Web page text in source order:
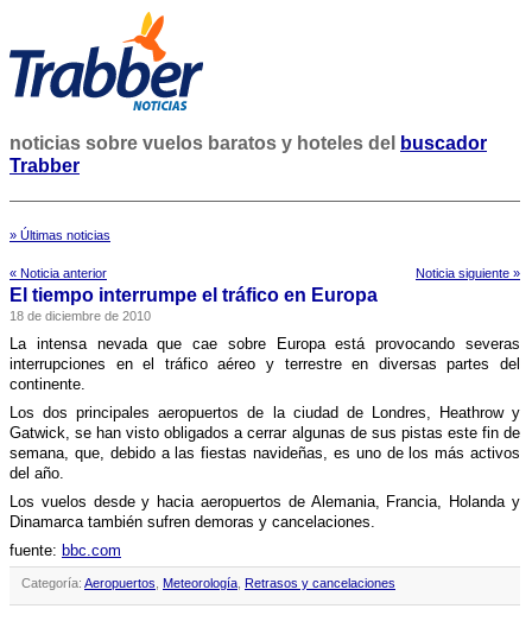
noticias sobre vuelos baratos y hoteles del
buscador
Trabber
» Últimas noticias
« Noticia anterior Noticia siguiente »
El tiempo interrumpe el tráfico en Europa
18 de diciembre de 2010
La intensa nevada que cae sobre Europa está provocando severas
interrupciones en el tráfico aéreo y terrestre en diversas partes del
continente.
Los dos principales aeropuertos de la ciudad de Londres, Heathrow y
Gatwick, se han visto obligados a cerrar algunas de sus pistas este fin de
semana, que, debido a las fiestas navideñas, es uno de los más activos
del año.
Los vuelos desde y hacia aeropuertos de Alemania, Francia, Holanda y
Dinamarca también sufren demoras y cancelaciones.
fuente: bbc.com
Categoría: Aeropuertos Meteorologí­a Retrasos y cancelaciones